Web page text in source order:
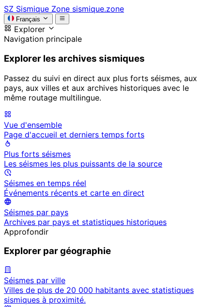
SZ Sismique Zone sismique.zone
Français
Explorer
Navigation principale
Explorer les archives sismiques
Passez du suivi en direct aux plus forts séismes, aux
pays, aux villes et aux archives historiques avec le
même routage multilingue.
Vue d'ensemble
Page d'accueil et derniers temps forts
Plus forts séismes
Les séismes les plus puissants de la source
Séismes en temps réel
Événements récents et carte en direct
Séismes par pays
Archives par pays et statistiques historiques
Approfondir
Explorer par géographie
Séismes par ville
Villes de plus de 20 000 habitants avec statistiques
sismiques à proximité.